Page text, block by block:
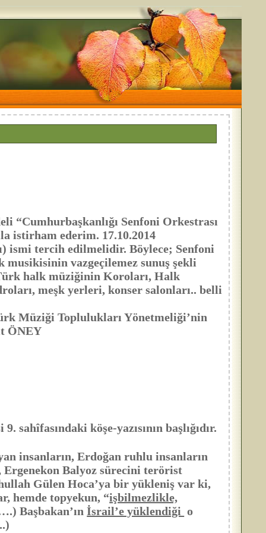
Senfoni Orkestrası
istirham ederim. 17.10.2014
ismi tercih edilmelidir. Böylece; Senfoni
vazgeçilemez sunuş şekli
halk müziğinin Koroları, Halk
meşk yerleri, konser salonları.. belli
Müziği Toplulukları Yönetmeliği’nin
ÖNEY
9. sahîfasındaki köşe-yazısının başlığıdır.
insanların, Erdoğan ruhlu insanların
Ergenekon Balyoz sürecini terörist
Gülen Hoca’ya bir yükleniş var ki,
hemde topyekun, “işbilmezlikle,
Başbakan’ınİsrail’e yüklendiği o